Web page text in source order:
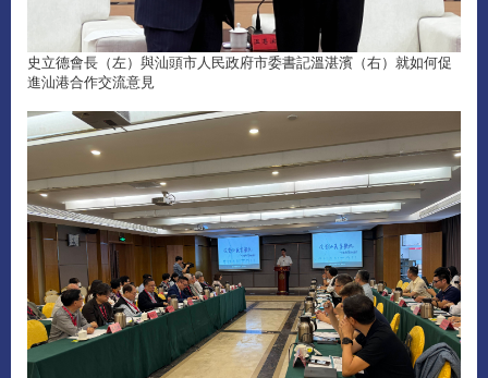
史立德會長（左）與汕頭市人民政府市委書記溫湛濱（右）就如何促
進汕港合作交流意見